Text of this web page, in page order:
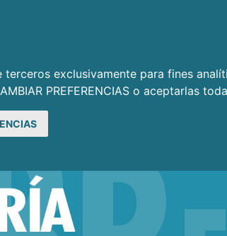
exclusivamente para fines
PREFERENCIAS o aceptarlas